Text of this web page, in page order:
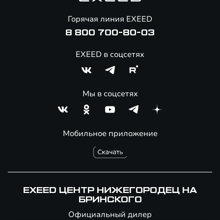
Мобильное приложение
Горячая линия EXEED
8 800 700-80-03
EXEED в соцсетях
Мы в соцсетях
EXEED ЦЕНТР НИЖЕГОРОДЕЦ НА
БРИНСКОГО
Официальный дилер